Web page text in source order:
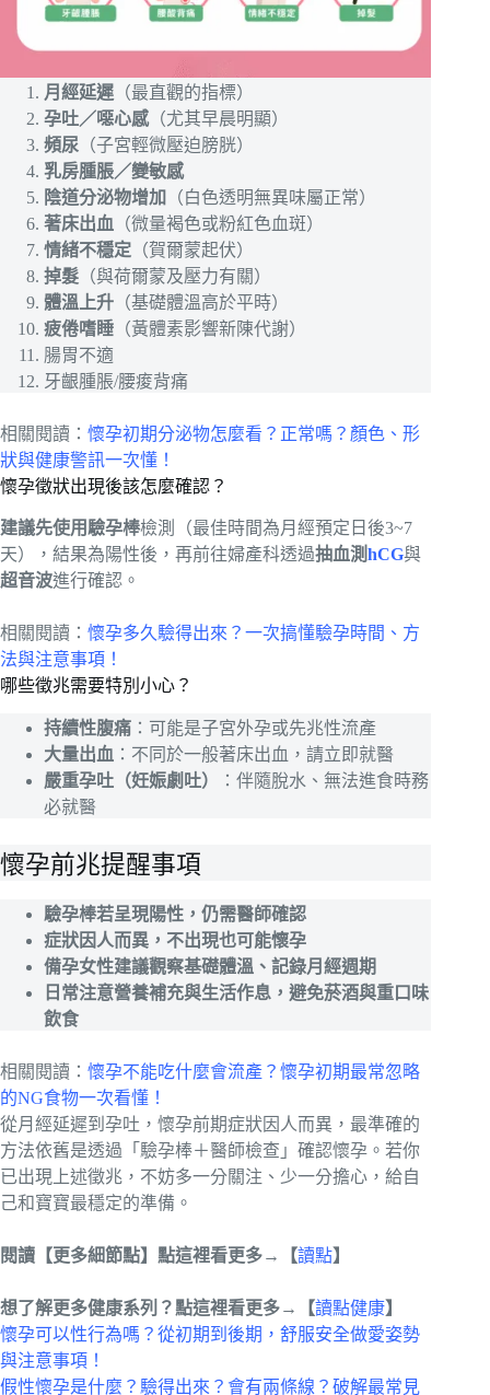
月經延遲 （最直觀的指標）
孕吐／噁心感（尤其早晨明顯）
頻尿 （子宮輕微壓迫膀胱）
乳房腫脹／變敏感
陰道分泌物增加
（白色透明無異味屬正常）
著床出血 （微量褐色或粉紅色血斑）
情緒不穩定 （賀爾蒙起伏）
掉髮 （與荷爾蒙及壓力有關）
體溫上升 （基礎體溫高於平時）
疲倦嗜睡 （黃體素影響新陳代謝）
腸胃不適
牙齦腫脹/腰痠背痛
相關閱讀： 懷孕初期分泌物怎麼看？正常嗎？顏色、形
狀與健康警訊一次懂！
懷孕徵狀出現後該怎麼確認？
建議先使用驗孕棒檢測（最佳時間為月經預定日後3~7
天），結果為陽性後，再前往婦產科透過抽血測hCG與
超音波進行確認。
相關閱讀： 懷孕多久驗得出來？一次搞懂驗孕時間、方
法與注意事項！
哪些徵兆需要特別小心？
持續性腹痛 ：可能是子宮外孕或先兆性流產
大量出血 ：不同於一般著床出血，請立即就醫
嚴重孕吐（妊娠劇吐）
：伴隨脫水、無法進食時務
必就醫
懷孕前兆提醒事項
驗孕棒若呈現陽性，仍需醫師確認
症狀因人而異，不出現也可能懷孕
備孕女性建議觀察基礎體溫、記錄月經週期
日常注意營養補充與生活作息，避免菸酒與重口味
飲食
相關閱讀： 懷孕不能吃什麼會流產？懷孕初期最常忽略
的NG食物一次看懂！
從月經延遲到孕吐，懷孕前期症狀因人而異，最準確的
方法依舊是透過「驗孕棒＋醫師檢查」確認懷孕。若你
已出現上述徵兆，不妨多一分關注、少一分擔心，給自
己和寶寶最穩定的準備。
閱讀【更多細節點】點這裡看更多→【讀點】
想了解更多健康系列？點這裡看更多→【讀點健康】
懷孕可以性行為嗎？從初期到後期，舒服安全做愛姿勢
與注意事項！
假性懷孕是什麼？驗得出來？會有兩條線？破解最常見